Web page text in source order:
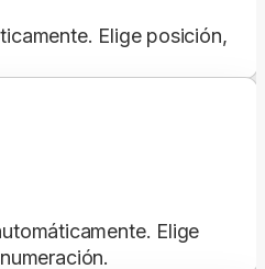
Elige posición,
Elige